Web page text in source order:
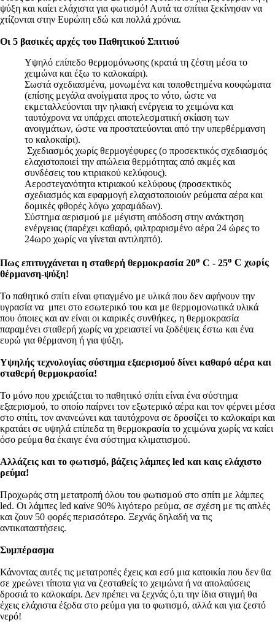
ψύξη και καίει ελάχιστα για φωτισμό! Αυτά τα σπίτια ξεκίνησαν να
χτίζονται στην Ευρώπη εδώ και πολλά χρόνια.
Οι 5 βασικές αρχές του Παθητικού Σπιτιού
Υψηλό επίπεδο θερμομόνωσης (κρατά τη ζέστη μέσα το
χειμώνα και έξω το καλοκαίρι).
Σωστά σχεδιασμένα, μονωμένα και τοποθετημένα κουφώματα
(επίσης μεγάλα ανοίγματα προς το νότο, ώστε να
εκμεταλλεύονται την ηλιακή ενέργεια το χειμώνα και
ταυτόχρονα να υπάρχει αποτελεσματική σκίαση των
ανοιγμάτων, ώστε να προστατεύονται από την υπερθέρμανση
το καλοκαίρι).
Σχεδιασμός χωρίς θερμογέφυρες (ο προσεκτικός σχεδιασμός
ελαχιστοποιεί την απώλεια θερμότητας από ακμές και
συνδέσεις του κτιριακού κελύφους).
Αεροστεγανότητα κτιριακού κελύφους (προσεκτικός
σχεδιασμός και εφαρμογή ελαχιστοποιούν ρεύματα αέρα και
δομικές φθορές λόγω χαραμάδων).
Σύστημα αερισμού με μέγιστη απόδοση στην ανάκτηση
ενέργειας (παρέχει καθαρό, φιλτραρισμένο αέρα 24 ώρες το
24ωρο χωρίς να γίνεται αντιληπτό).
Πως επιτυγχάνεται η σταθερή θερμοκρασία 20ο C - 25ο C χωρίς
θέρμανση-ψύξη!
Το παθητικό σπίτι είναι φτιαγμένο με υλικά που δεν αφήνουν την
υγρασία να μπει στο εσωτερικό του και με θερμομονωτικά υλικά
που όποιες και αν είναι οι καιρικές συνθήκες, η θερμοκρασία
παραμένει σταθερή χωρίς να χρειαστεί να ξοδέψεις έστω και ένα
ευρώ για θέρμανση ή για ψύξη.
Υψηλής τεχνολογίας σύστημα εξαερισμού δίνει καθαρό αέρα και
σταθερή θερμοκρασία!
Το μόνο που χρειάζεται το παθητικό σπίτι είναι ένα σύστημα
εξαερισμού, το οποίο παίρνει τον εξωτερικό αέρα και τον φέρνει μέσα
στο σπίτι, τον ανανεώνει και ταυτόχρονα σε δροσίζει το καλοκαίρι και
κρατάει σε υψηλά επίπεδα τη θερμοκρασία το χειμώνα χωρίς να καίει
όσο ρεύμα θα έκαιγε ένα σύστημα κλιματισμού.
Αλλάζεις και το φωτισμό, βάζεις λάμπες led και καις ελάχιστο
ρεύμα!
Προχωράς στη μετατροπή όλου του φωτισμού στο σπίτι με λάμπες
led. Οι λάμπες led καίνε 90% λιγότερο ρεύμα, σε σχέση με τις απλές
και ζουν 50 φορές περισσότερο. Ξεχνάς δηλαδή να τις
αντικαταστήσεις.
Συμπέρασμα
Κάνοντας αυτές τις μετατροπές έχεις και εσύ μια κατοικία που δεν θα
σε χρεώνει τίποτα για να ζεσταθείς το χειμώνα ή να απολαύσεις
δροσιά το καλοκαίρι. Δεν πρέπει να ξεχνάς ό,τι την ίδια στιγμή θα
έχεις ελάχιστα έξοδα στο ρεύμα για το φωτισμό, αλλά και για ζεστό
νερό!